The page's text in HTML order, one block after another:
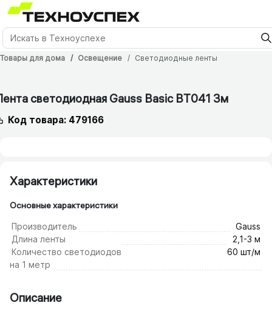
Товары для дома Освещение Светодиодные ленты
светодиодная Gauss Basic BT041 3м
Код товара: 479166
Характеристики
Основные характеристики
Производитель
Gauss
Длина ленты
2,1-3 м
Количество светодиодов
на 1 метр
60 шт/м
Описание